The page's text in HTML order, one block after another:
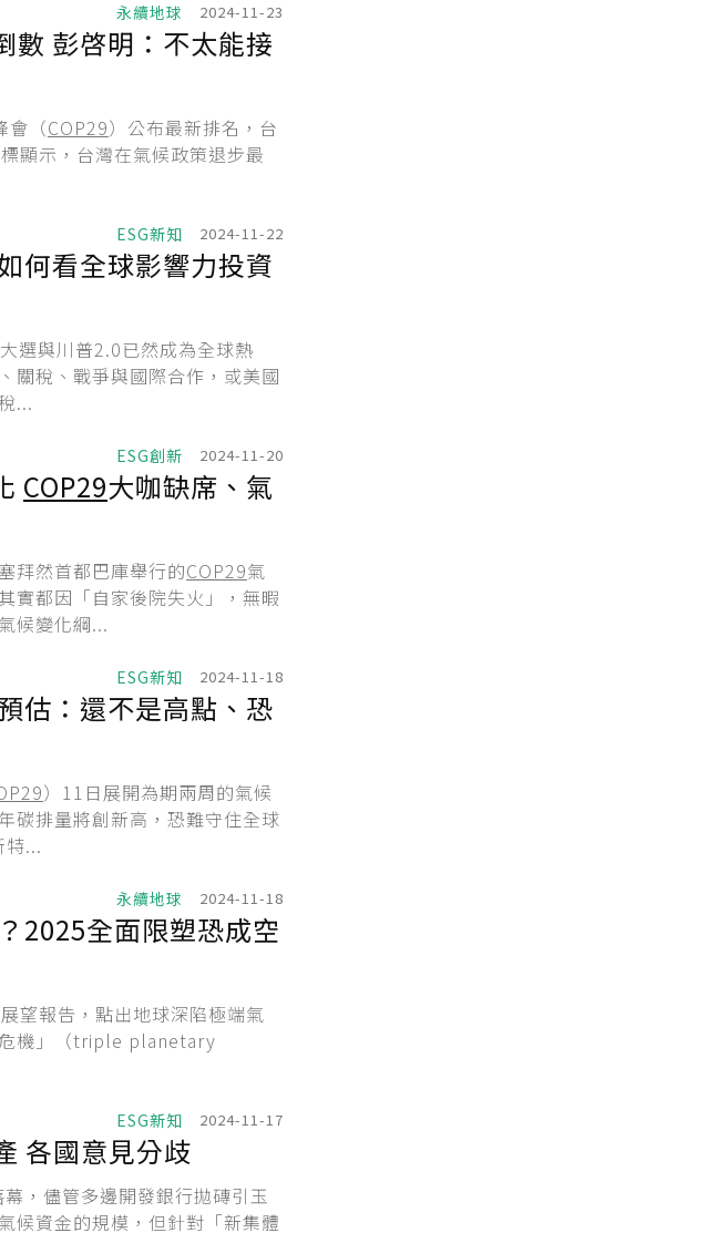
永續地球 2024-11-23
數 彭啓明：不太能接
會（COP29）公布最新排名，台
顯示，台灣在氣候政策退步最
ESG新知 2024-11-22
何看全球影響力投資
選與川普2.0已然成為全球熱
關稅、戰爭與國際合作，或美國
...
ESG創新 2024-11-20
COP29大咖缺席、氣
拜然首都巴庫舉行的COP29氣
實都因「自家後院失火」，無暇
候變化綱...
ESG新知 2024-11-18
估：還不是高點、恐
）11日展開為期兩周的氣候
碳排量將創新高，恐難守住全球
...
永續地球 2024-11-18
2025全面限塑恐成空
望報告，點出地球深陷極端氣
危機」（triple planetary
ESG新知 2024-11-17
各國意見分歧
，儘管多邊開發銀行拋磚引玉
候資金的規模，但針對「新集體